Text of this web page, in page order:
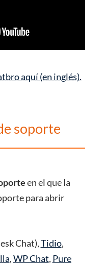
aquí (en inglés).
soporte
en el que la
para abrir
Chat),Tidio,
,WP Chat, Pure